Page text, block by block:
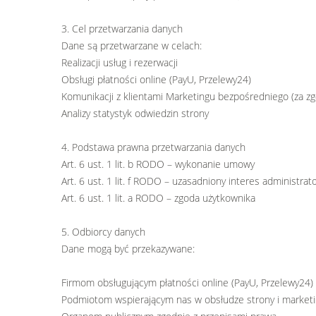
3. Cel przetwarzania danych
Dane są przetwarzane w celach:
Realizacji usług i rezerwacji
Obsługi płatności online (PayU, Przelewy24)
Komunikacji z klientami Marketingu bezpośredniego (za
Analizy statystyk odwiedzin strony
4. Podstawa prawna przetwarzania danych
Art. 6 ust. 1 lit. b RODO – wykonanie umowy
Art. 6 ust. 1 lit. f RODO – uzasadniony interes
Art. 6 ust. 1 lit. a RODO – zgoda użytkownika
5. Odbiorcy danych
Dane mogą być przekazywane:
Firmom obsługującym płatności online (PayU, Przelewy24)
Podmiotom wspierającym nas w obsłudze strony i